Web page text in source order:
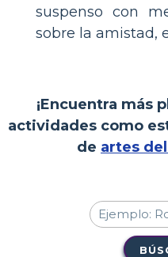
suspenso con
sobre la amistad,
¡Encuentra más
actividades como
de artes